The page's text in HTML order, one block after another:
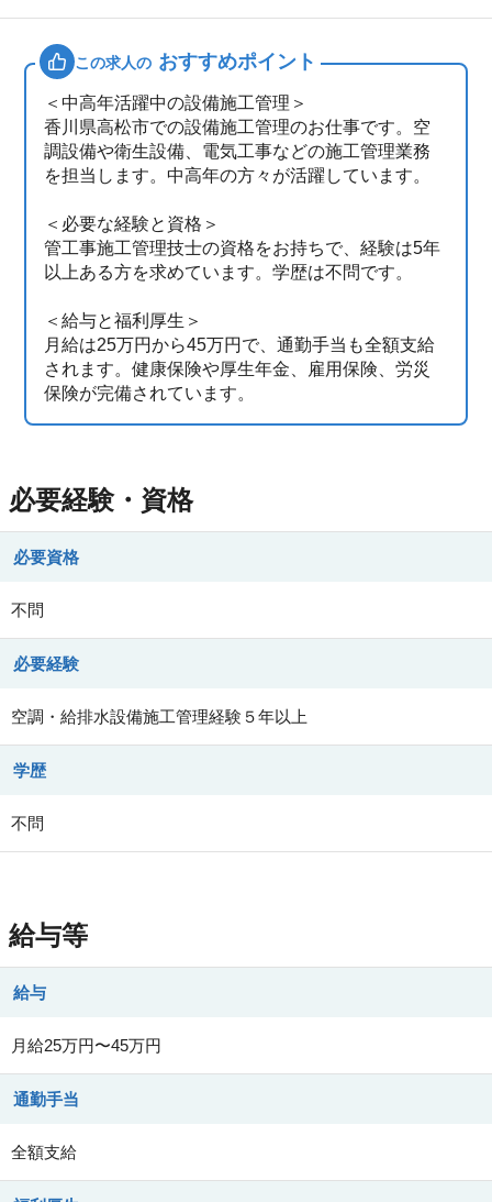
この求人の おすすめポイント
＜中高年活躍中の設備施工管理＞
香川県高松市での設備施工管理のお仕事です。空
調設備や衛生設備、電気工事などの施工管理業務
を担当します。中高年の方々が活躍しています。
＜必要な経験と資格＞
管工事施工管理技士の資格をお持ちで、経験は5年
以上ある方を求めています。学歴は不問です。
＜給与と福利厚生＞
月給は25万円から45万円で、通勤手当も全額支給
されます。健康保険や厚生年金、雇用保険、労災
保険が完備されています。
必要経験・資格
必要資格
不問
必要経験
空調・給排水設備施工管理経験５年以上
学歴
不問
給与等
給与
月給25万円〜45万円
通勤手当
全額支給